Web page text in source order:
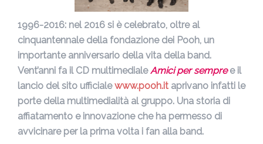
1996-2016: nel 2016 si è celebrato, oltre al
cinquantennale della fondazione dei Pooh, un
importante anniversario della vita della band.
Vent’anni fa il CD multimedialeAmici per sempree il
lancio del sito ufficialewww.pooh.it aprivano infatti le
porte della multimedialità al gruppo. Una storia di
affiatamento e innovazione che ha permesso di
avvicinare per la prima volta i fan alla band.